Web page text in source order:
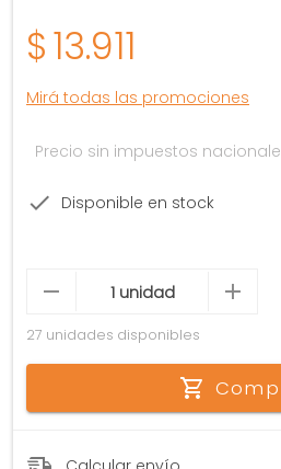
$13.911
Mirá todas las promociones
Precio sin impuestos
Disponible en stock
27 unidades disponibles